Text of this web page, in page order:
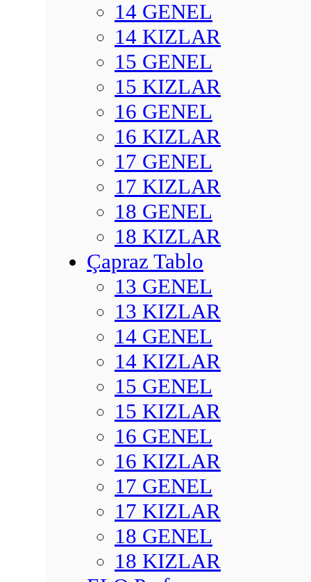
14 GENEL
14 KIZLAR
15 GENEL
15 KIZLAR
16 GENEL
16 KIZLAR
17 GENEL
17 KIZLAR
18 GENEL
18 KIZLAR
Çapraz Tablo
13 GENEL
13 KIZLAR
14 GENEL
14 KIZLAR
15 GENEL
15 KIZLAR
16 GENEL
16 KIZLAR
17 GENEL
17 KIZLAR
18 GENEL
18 KIZLAR